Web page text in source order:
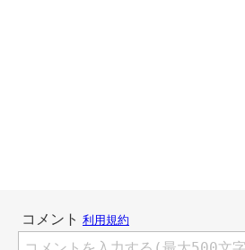
そんなももの新しい家族は、、、猫⁉